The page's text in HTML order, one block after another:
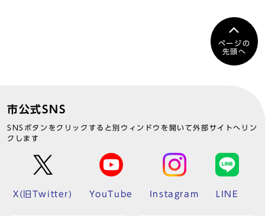
ページの
先頭へ
市公式SNS
SNSボタンをクリックすると別ウィンドウを開いて外部サイトへリン
クします
X(旧Twitter) YouTube Instagram LINE